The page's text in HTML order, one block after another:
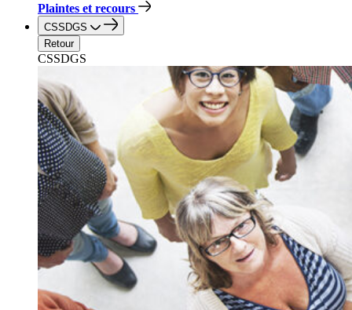
Plaintes et recours
CSSDGS
Retour
CSSDGS